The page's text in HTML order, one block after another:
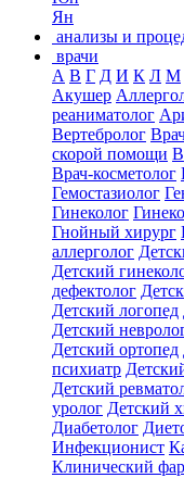
Ян
анализы и
врачи
А В Г Д И К Л М
Акушер
реаниматолог
Вертебролог
скорой помощи
Врач-косметолог
Гемостазиолог
Гинеколог
Гнойный хирург
аллерголог
Детский
дефектолог
Детский логопед
Детский
Детский ортопед
психиатр
Детский
уролог Детский
Диабетолог
Инфекционист
Клинический